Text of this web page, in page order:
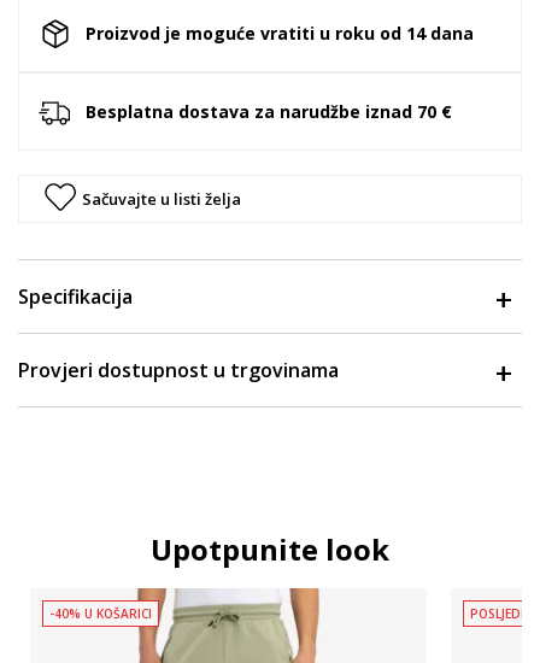
Proizvod je moguće vratiti u roku od 14 dana
Besplatna dostava za narudžbe iznad 70 €
Sačuvajte u listi želja
Specifikacija
Provjeri dostupnost u trgovinama
Upotpunite look
-40% U KOŠARICI